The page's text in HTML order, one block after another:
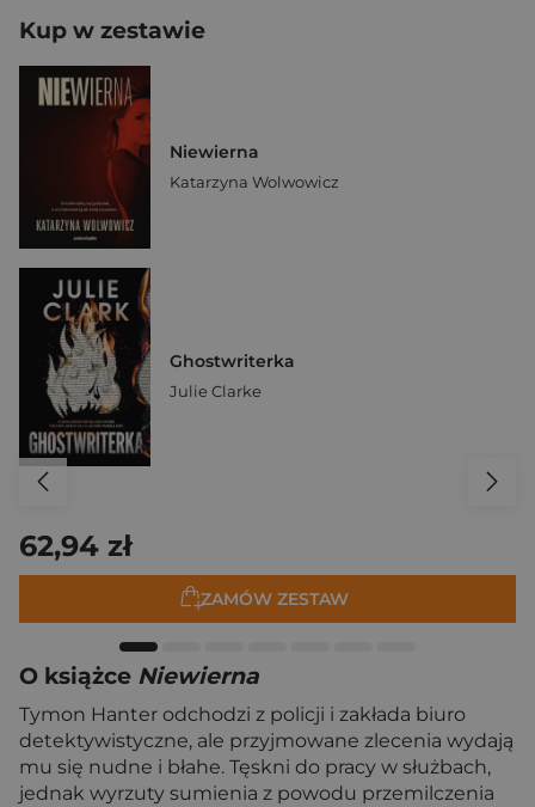
Kup w zestawie
Niewierna
Katarzyna Wolwowicz
Ghostwriterka
Julie Clarke
62,94 zł
ZAMÓW ZESTAW
O książce Niewierna
Tymon Hanter odchodzi z policji i zakłada biuro
detektywistyczne, ale przyjmowane zlecenia wydają
mu się nudne i błahe. Tęskni do pracy w służbach,
jednak wyrzuty sumienia z powodu przemilczenia